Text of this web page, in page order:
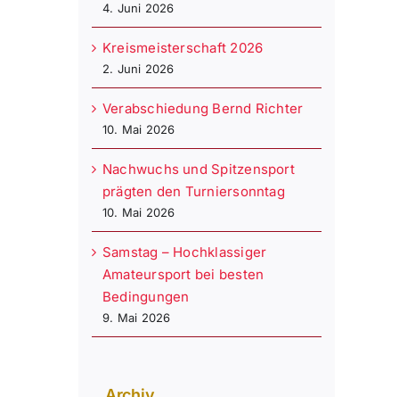
4. Juni 2026
Kreismeisterschaft 2026
2. Juni 2026
Verabschiedung Bernd Richter
10. Mai 2026
Nachwuchs und Spitzensport
prägten den Turniersonntag
10. Mai 2026
Samstag – Hochklassiger
Amateursport bei besten
Bedingungen
9. Mai 2026